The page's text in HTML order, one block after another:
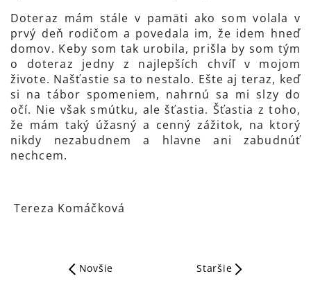
Doteraz mám stále v pamäti ako som volala v
prvý deň rodičom a povedala im, že idem hneď
domov. Keby som tak urobila, prišla by som tým
o doteraz jedny z najlepších chvíľ v mojom
živote. Našťastie sa to nestalo. Ešte aj teraz, keď
si na tábor spomeniem, nahrnú sa mi slzy do
očí. Nie však smútku, ale šťastia. Šťastia z toho,
že mám taký úžasný a cenný zážitok, na ktorý
nikdy nezabudnem a hlavne ani zabudnúť
nechcem.
Tereza Komáčková
Novšie Staršie